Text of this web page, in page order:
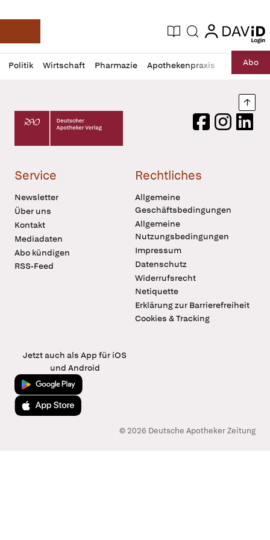
Deutsche Apotheker Zeitung
Aktuelle Ausgabe
Suche login
login
Politik Wirtschaft Pharmazie Apothekenpraxis RechtAbo
Profil
öffnen
Daz
Pur
Deutscher Apotheker Verlag Logo
FacebookInstagram
Service
Newsletter
Über uns
Kontakt
Mediadaten
Abo kündigen
RSS-Feed
Rechtliches
Allgemeine
Geschäftsbedingungen
Allgemeine
Nutzungsbedingungen
Impressum
Datenschutz
Widerrufsrecht
Netiquette
Erklärung zur Barrierefreiheit
Cookies & Tracking
Jetzt auch als App für iOS
und Android
Jetzt bei Google Play
Laden im App Store
© 2026 Deutsche Apotheker Zeitung